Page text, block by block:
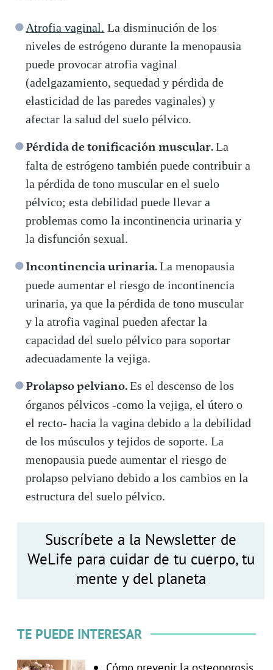
Atrofia vaginal. La disminución de los
niveles de estrógeno durante la menopausia
puede provocar atrofia vaginal
(adelgazamiento, sequedad y pérdida de
elasticidad de las paredes vaginales) y
afectar la salud del suelo pélvico.
Pérdida de tonificación muscular.La
falta de estrógeno también puede contribuir a
la pérdida de tono muscular en el suelo
pélvico; esta debilidad puede llevar a
problemas como la incontinencia urinaria y
la disfunción sexual.
Incontinencia urinaria.La menopausia
puede aumentar el riesgo de incontinencia
urinaria, ya que la pérdida de tono muscular
y la atrofia vaginal pueden afectar la
capacidad del suelo pélvico para soportar
adecuadamente la vejiga.
Prolapso pelviano.Es el descenso de los
órganos pélvicos -como la vejiga, el útero o
el recto- hacia la vagina debido a la debilidad
de los músculos y tejidos de soporte. La
menopausia puede aumentar el riesgo de
prolapso pelviano debido a los cambios en la
estructura del suelo pélvico.
Suscríbete a la Newsletter de
WeLife para cuidar de tu cuerpo, tu
mente y del planeta
TE PUEDE INTERESAR